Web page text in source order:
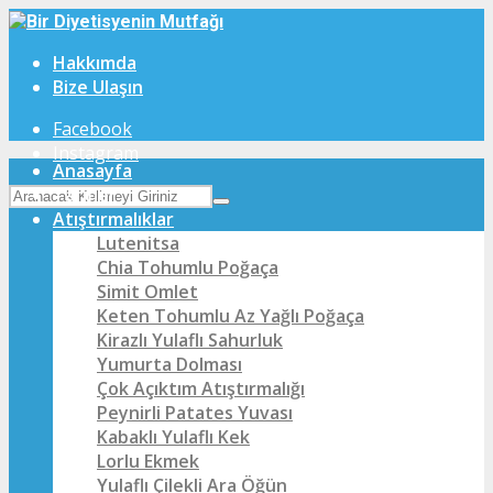
Hakkımda
Bize Ulaşın
Facebook
Instagram
Anasayfa
Tarifler
Atıştırmalıklar
Lutenitsa
Chia Tohumlu Poğaça
Simit Omlet
Keten Tohumlu Az Yağlı Poğaça
Kirazlı Yulaflı Sahurluk
Yumurta Dolması
Çok Açıktım Atıştırmalığı
Peynirli Patates Yuvası
Kabaklı Yulaflı Kek
Lorlu Ekmek
Yulaflı Çilekli Ara Öğün